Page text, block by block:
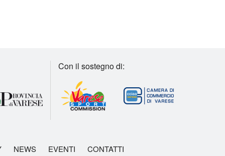
Con il sostegno di:
NEWS EVENTI CONTATTI